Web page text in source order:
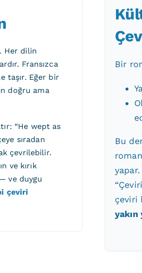
Her dilin
Fransızca
taşır. Eğer bir
doğru ama
“He wept as
sıradan
çevrilebilir.
ve kırık
ve duygu
çeviri
Bir
Bu
çeviri
yakın